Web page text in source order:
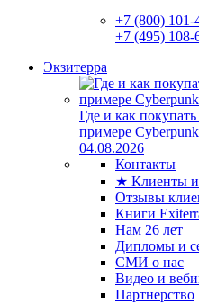
+7 (800) 101-
+7 (495) 108-
Экзитерра
Где и как
примере
04.08.2026
Контакты
★ Клиенты
Отзывы
Книги
Нам 26 лет
Дипломы и
СМИ о нас
Видео и
Партнерство